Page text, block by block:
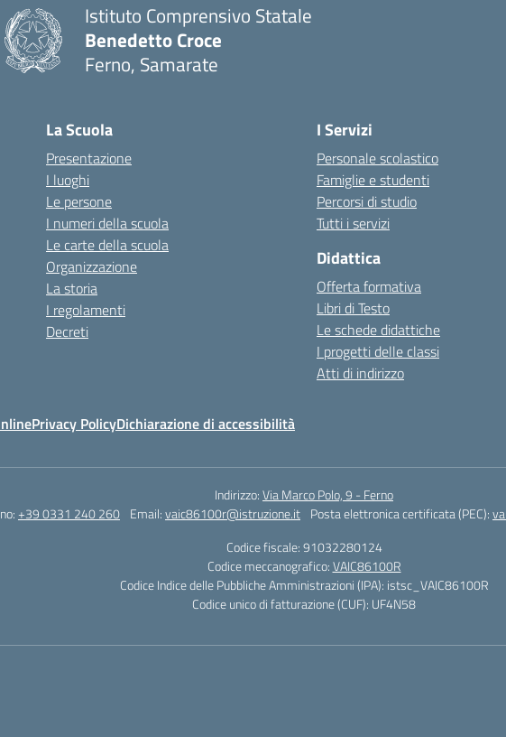
Istituto Comprensivo Statale
Benedetto Croce
Ferno, Samarate
La Scuola
Presentazione
I luoghi
Le persone
I numeri della scuola
Le carte della scuola
Organizzazione
La storia
I regolamenti
Decreti
I Servizi
Personale scolastico
Famiglie e studenti
Percorsi di studio
Tutti i servizi
Didattica
Offerta formativa
Libri di Testo
Le schede didattiche
I progetti delle classi
Atti di indirizzo
Privacy PolicyDichiarazione di accessibilità
Indirizzo:Via Marco Polo, 9 - Ferno
+39 0331 240 260 Email:vaic86100r@istruzione.it Posta elettronica certificata (PEC):
Codice fiscale: 91032280124
Codice meccanografico:VAIC86100R
Codice Indice delle Pubbliche Amministrazioni (IPA): istsc_VAIC86100R
Codice unico di fatturazione (CUF): UF4N58